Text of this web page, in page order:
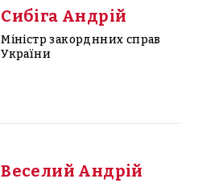
Сибіга Андрій
Міністр закорднних справ
України
Веселий Андрій